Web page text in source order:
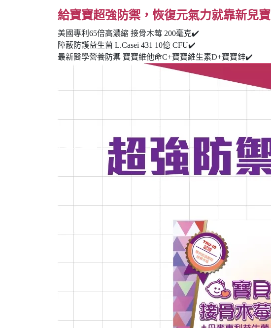
給寶寶超強防禦，恢復元氣力就靠新兒寶
美國專利65倍高濃縮 接骨木莓 200毫克✔️
障蔽防護益生菌 L.Casei 431 10億 CFU✔️
最新醫學營養防禦 寶寶維他命C+寶寶維生素D+寶寶鋅✔️